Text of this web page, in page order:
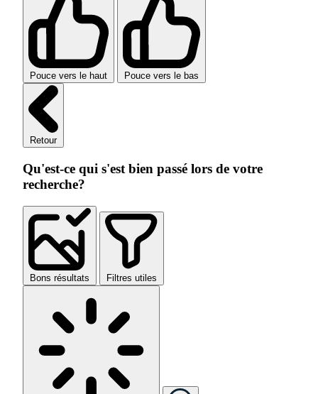
Pouce vers le haut Pouce vers le bas
Retour
Qu'est-ce qui s'est bien passé lors de votre
recherche?
Bons résultats Filtres utiles